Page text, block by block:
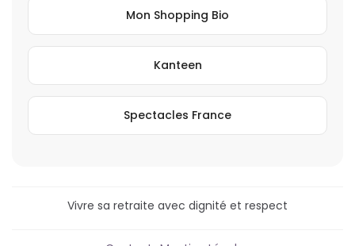
Mon Shopping Bio
Kanteen
Spectacles France
Vivre sa retraite avec dignité et respect